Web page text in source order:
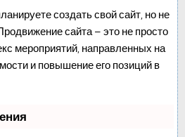
создать свой сайт, но не
сайта – это не просто
мероприятий, направленных на
и повышение его позиций в